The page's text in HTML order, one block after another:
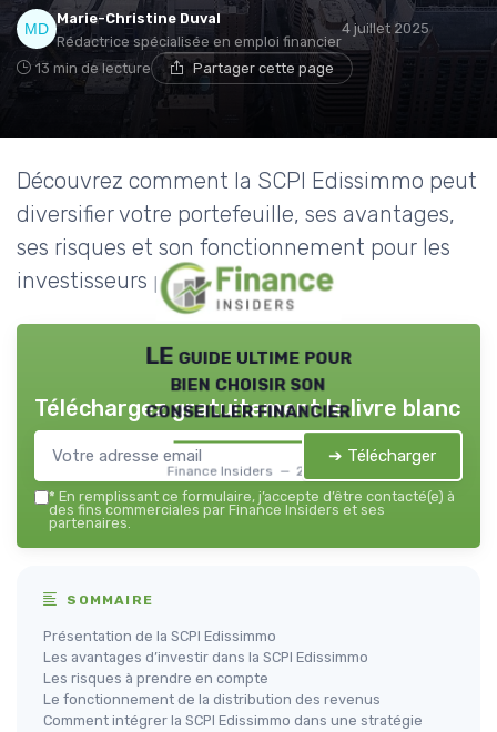
Marie-Christine Duval
Rédactrice spécialisée en emploi financier
4 juillet 2025
13 min de lecture Partager cette page
Découvrez comment la SCPI Edissimmo peut
diversifier votre portefeuille, ses avantages,
ses risques et son fonctionnement pour les
investisseurs particuliers.
LE guide ultime pour
bien choisir son
conseiller financier
Finance Insiders — 2026
Téléchargez gratuitement le livre blanc
➔ Télécharger
* En remplissant ce formulaire, j’accepte d’être contacté(e) à
des fins commerciales par Finance Insiders et ses
partenaires.
SOMMAIRE
Présentation de la SCPI Edissimmo
Les avantages d’investir dans la SCPI Edissimmo
Les risques à prendre en compte
Le fonctionnement de la distribution des revenus
Comment intégrer la SCPI Edissimmo dans une stratégie